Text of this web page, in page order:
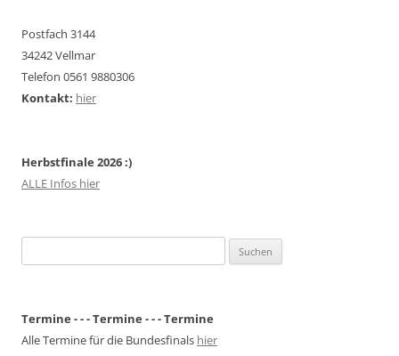
Postfach 3144
34242 Vellmar
Telefon 0561 9880306
Kontakt: hier
Herbstfinale 2026 :)
ALLE Infos hier
nach:
Termine - - - Termine - - - Termine
Alle Termine für die Bundesfinals hier